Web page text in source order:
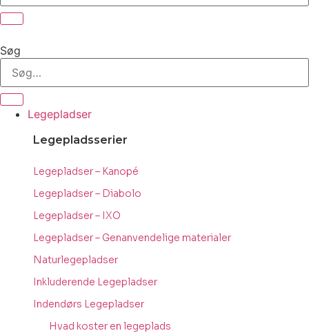
Søg
Legepladser
Legepladsserier
Legepladser – Kanopé
Legepladser – Diabolo
Legepladser – IXO
Legepladser – Genanvendelige materialer
Naturlegepladser
Inkluderende Legepladser
Indendørs Legepladser
Hvad koster en legeplads